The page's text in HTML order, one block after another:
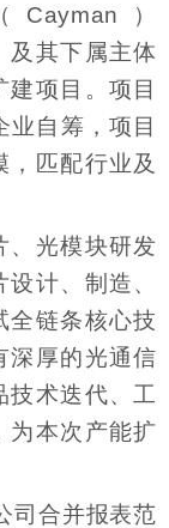
Cayman）
及其下属主体
项目。项目
自筹，项目
，匹配行业及
、光模块研发
计、制造、
全链条核心技
深厚的光通信
技术迭代、工
为本次产能扩
司合并报表范